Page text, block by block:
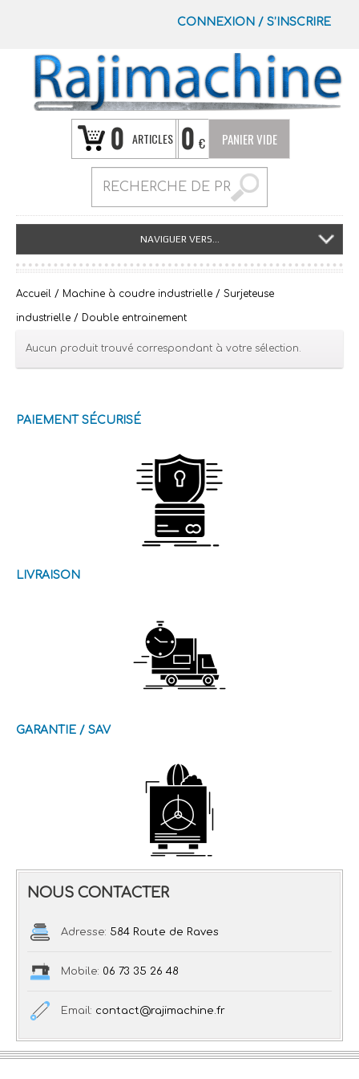
CONNEXION / S’INSCRIRE
0 ARTICLES 0 € PANIER VIDE
NAVIGUER VERS...
Accueil / Machine à coudre industrielle / Surjeteuse
industrielle / Double entrainement
Aucun produit trouvé correspondant à votre sélection.
PAIEMENT SÉCURISÉ
LIVRAISON
GARANTIE / SAV
NOUS CONTACTER
Adresse: 584 Route de Raves
Mobile: 06 73 35 26 48
Email: contact@rajimachine.fr